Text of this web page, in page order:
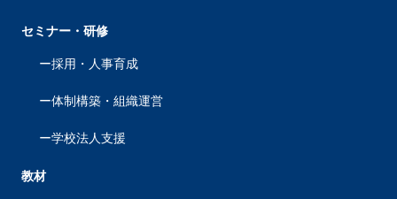
セミナー・研修
採用・人事育成
体制構築・組織運営
学校法人支援
教材